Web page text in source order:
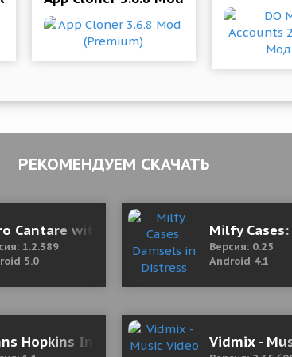
РЕКОМЕНДУЕМ СКАЧАТЬ
Cantare with WEBTOON™ 1.2.389 Mod
1.2.389
5.0
Milfy
Версия: 0.25
Android 4.1
Hopkins Internal Medicine BoardVidmix -